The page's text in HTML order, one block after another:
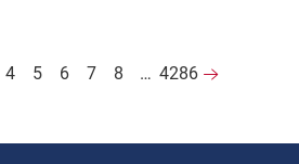
4 5 6 7 8 … 4286